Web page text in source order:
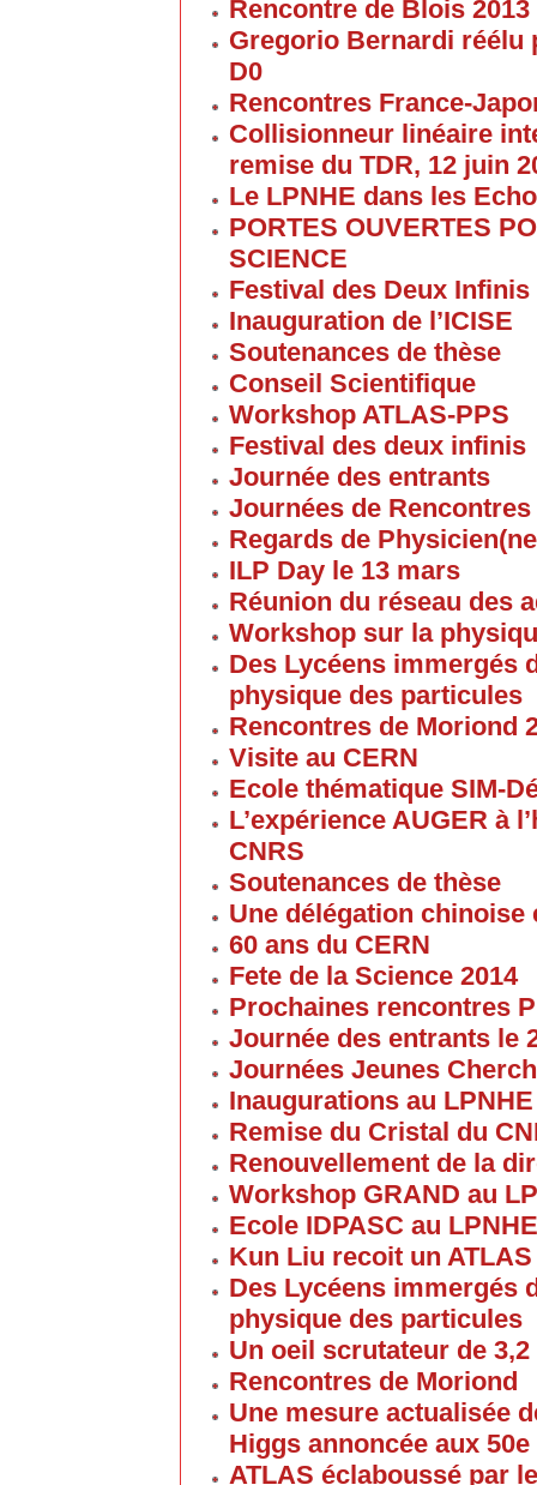
Rencontre de Blois 2013
Gregorio Bernardi réélu
D0
Rencontres France-
Collisionneur linéaire
remise du TDR, 12 juin
Le LPNHE dans les
PORTES OUVERTES
SCIENCE
Festival des Deux Infinis
Inauguration de l’ICISE
Soutenances de thèse
Conseil Scientifique
Workshop ATLAS-PPS
Festival des deux infinis
Journée des entrants
Journées de
Regards de
ILP Day le 13 mars
Réunion du réseau des
Workshop sur la
Des Lycéens immergés
physique des particules
Rencontres de Moriond
Visite au CERN
Ecole thématique SIM-
L’expérience AUGER à
CNRS
Soutenances de thèse
Une délégation
60 ans du CERN
Fete de la Science 2014
Prochaines rencontres
Journée des entrants le
Journées Jeunes
Inaugurations au LPNHE
Remise du Cristal du
Renouvellement de la
Workshop GRAND au
Ecole IDPASC au LPNHE
Kun Liu recoit un
Des Lycéens immergés
physique des particules
Un oeil scrutateur de
Rencontres de Moriond
Une mesure actualisée
Higgs annoncée aux
ATLAS éclaboussé par